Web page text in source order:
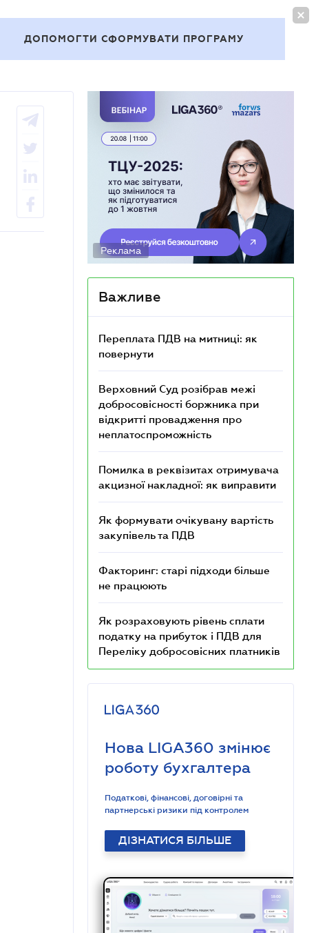
ДОПОМОГТИ СФОРМУВАТИ ПРОГРАМУ
Реклама
Важливе
Переплата ПДВ на митниці: як
повернути
Верховний Суд розібрав межі
добросовісності боржника при
відкритті провадження про
неплатоспроможність
Помилка в реквізитах отримувача
акцизної накладної: як виправити
Як формувати очікувану вартість
закупівель та ПДВ
Факторинг: старі підходи більше
не працюють
Як розраховують рівень сплати
податку на прибуток і ПДВ для
Переліку добросовісних платників
Нова LIGA360 змінює
роботу бухгалтера
Податкові, фінансові, договірні та
партнерські ризики під контролем
ДІЗНАТИСЯ БІЛЬШЕ